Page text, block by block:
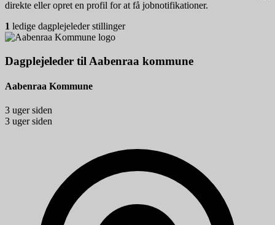
direkte eller opret en profil for at få jobnotifikationer.
1 ledige dagplejeleder stillinger
Dagplejeleder til Aabenraa kommune
Aabenraa Kommune
3 uger siden
3 uger siden